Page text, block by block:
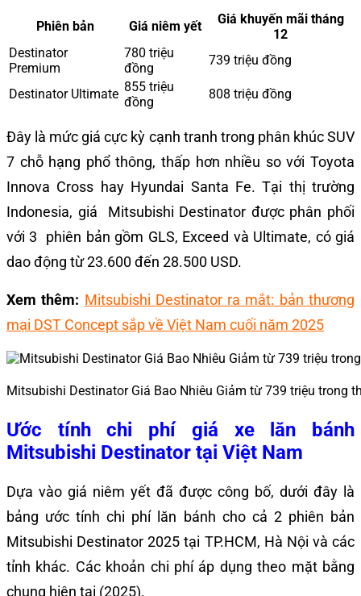
Phiên bản Giá niêm yết
Giá khuyến mãi tháng
12
Destinator
Premium
780 triệu
đồng
739 triệu đồng
Destinator Ultimate 855 triệu
đồng
808 triệu đồng
Đây là mức giá cực kỳ cạnh tranh trong phân khúc SUV
7 chỗ hạng phổ thông, thấp hơn nhiều so với Toyota
Innova Cross hay Hyundai Santa Fe.Tại thị trường
Indonesia, giá Mitsubishi Destinator được phân phối
với 3 phiên bản gồm GLS, Exceed và Ultimate, có giá
dao động từ 23.600 đến 28.500 USD.
Xem thêm: Mitsubishi Destinator ra mắt: bản thương
mại DST Concept sắp về Việt Nam cuối năm 2025
Mitsubishi Destinator Giá Bao Nhiêu Giảm từ 739 triệu trong
Ước tính chi phí giá xe lăn bánh
Mitsubishi Destinator tại Việt Nam
Dựa vào giá niêm yết đã được công bố, dưới đây là
bảng ước tính chi phí lăn bánh cho cả 2 phiên bản
Mitsubishi Destinator 2025 tại TP.HCM, Hà Nội và các
tỉnh khác. Các khoản chi phí áp dụng theo mặt bằng
chung hiện tại (2025).